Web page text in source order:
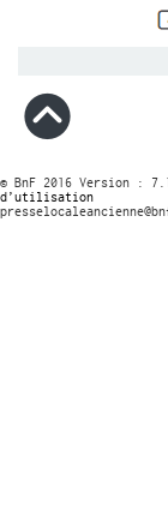
© BnF 2016 Version :
d’utilisation